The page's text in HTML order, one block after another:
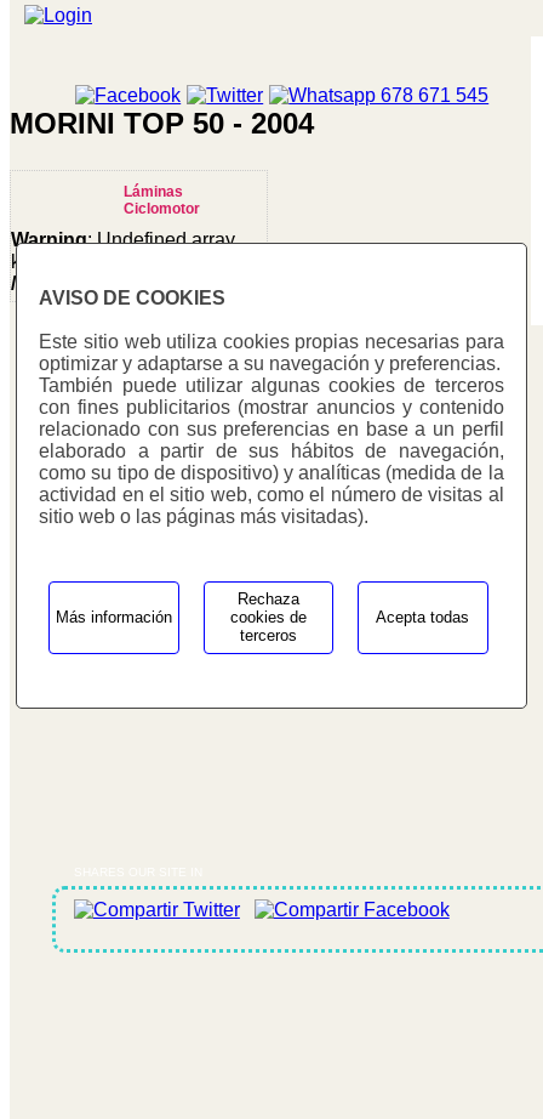
AVISO DE COOKIES
Este sitio web utiliza cookies propias necesarias para
optimizar y adaptarse a su navegación y preferencias.
También puede utilizar algunas cookies de terceros
con fines publicitarios (mostrar anuncios y contenido
relacionado con sus preferencias en base a un perfil
elaborado a partir de sus hábitos de navegación,
como su tipo de dispositivo) y analíticas (medida de la
actividad en el sitio web, como el número de visitas al
sitio web o las páginas más visitadas).
Más información
Rechaza
cookies de
terceros
Acepta todas
MORINI TOP 50 - 2004
Láminas
Ciclomotor
Warning: Undefined array
key "cotitzacio" in
/homepages/0/d334671725/htdocs/web3/seccio.php
on line391
Warning:
Undefined
variable
$cfg_preus_sense_iva
/homepages/0/d334671725/htdocs/web3/seccio.php
on line433
25.80 €
Carbono Racing
C/ Mestre Trias, 177
08223 - Terrassa (Barcelona)
93 731 78 73
Fax: 93 731 58 48
info@carbonoracing.com